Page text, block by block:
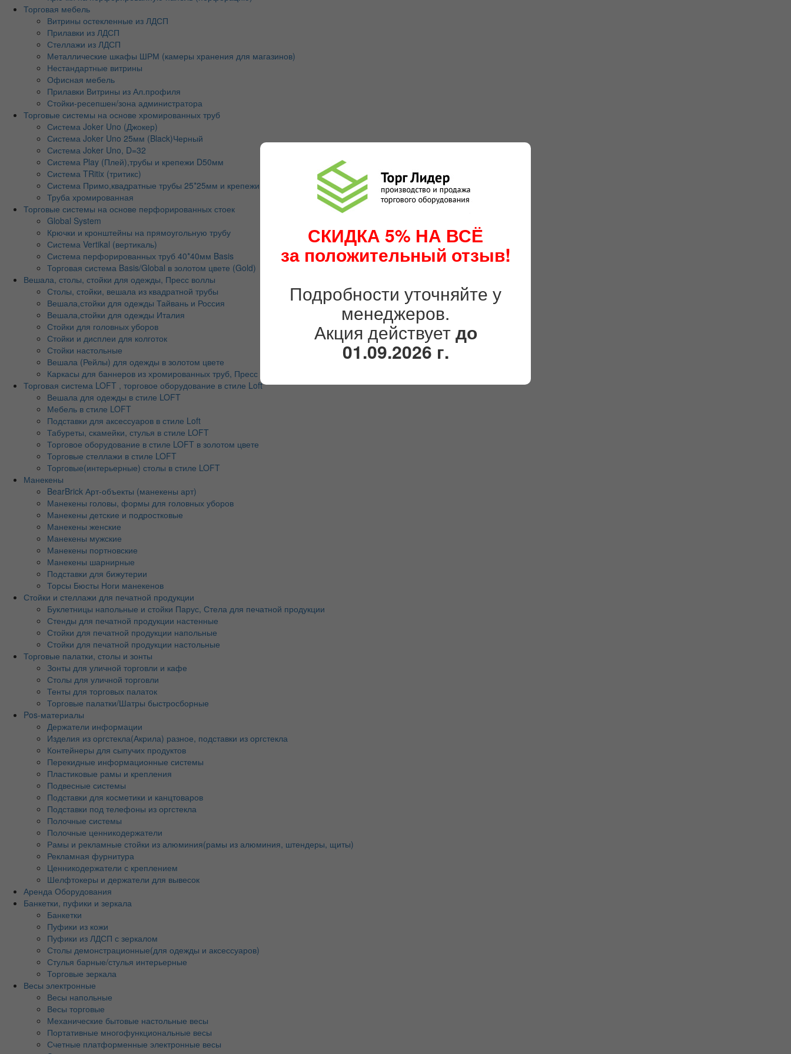
СКИДКА 5% НА ВСЁ
за положительный отзыв!
Подробности уточняйте у
менеджеров.
Акция действуетдо
01.09.2026 г.
Торговая мебель
Витрины остекленные из ЛДСП
Прилавки из ЛДСП
Стеллажи из ЛДСП
Металлические шкафы ШРМ (камеры хранения для магазинов)
Нестандартные витрины
Офисная мебель
Прилавки Витрины из Ал.профиля
Стойки-ресепшен/зона администратора
Торговые системы на основе хромированных труб
Система Joker Uno (Джокер)
Система Joker Uno 25мм (Black)Черный
Система Joker Uno, D=32
Система Play (Плей),трубы и крепежи D50мм
Система TRitix (тритикс)
Система Примо,квадратные трубы 25*25мм и крепежи
Труба хромированная
Торговые системы на основе перфорированных стоек
Global System
Крючки и кронштейны на прямоугольную трубу
Система Vertikal (вертикаль)
Система перфорированных труб 40*40мм Basis
Торговая система Basis/Global в золотом цвете (Gold)
Вешала, столы, стойки для одежды, Пресс воллы
Столы, стойки, вешала из квадратной трубы
Вешала,стойки для одежды Тайвань и Россия
Вешала,стойки для одежды Италия
Стойки для головных уборов
Стойки и дисплеи для колготок
Стойки настольные
Вешала (Рейлы) для одежды в золотом цвете
Каркасы для баннеров из хромированных труб, Пресс волл (Press Wall)
Торговая система LOFT , торговое оборудование в стиле Loft
Вешала для одежды в стиле LOFT
Мебель в стиле LOFT
Подставки для аксессуаров в стиле Loft
Табуреты, скамейки, стулья в стиле LOFT
Торговое оборудование в стиле LOFT в золотом цвете
Торговые стеллажи в стиле LOFT
Торговые(интерьерные) столы в стиле LOFT
Манекены
BearBrick Арт-объекты (манекены арт)
Манекены головы, формы для головных уборов
Манекены детские и подростковые
Манекены женские
Манекены мужские
Манекены портновские
Манекены шарнирные
Подставки для бижутерии
Торсы Бюсты Ноги манекенов
Стойки и стеллажи для печатной продукции
Буклетницы напольные и стойки Парус, Стела для печатной продукции
Стенды для печатной продукции настенные
Стойки для печатной продукции напольные
Стойки для печатной продукции настольные
Торговые палатки, столы и зонты
Зонты для уличной торговли и кафе
Столы для уличной торговли
Тенты для торговых палаток
Торговые палатки/Шатры быстросборные
Pos-материалы
Держатели информации
Изделия из оргстекла(Акрила) разное, подставки из оргстекла
Контейнеры для сыпучих продуктов
Перекидные информационные системы
Пластиковые рамы и крепления
Подвесные системы
Подставки для косметики и канцтоваров
Подставки под телефоны из оргстекла
Полочные системы
Полочные ценникодержатели
Рамы и рекламные стойки из алюминия(рамы из алюминия, штендеры, щиты)
Рекламная фурнитура
Ценникодержатели с креплением
Шелфтокеры и держатели для вывесок
Аренда Оборудования
Банкетки, пуфики и зеркала
Банкетки
Пуфики из кожи
Пуфики из ЛДСП с зеркалом
Столы демонстрационные(для одежды и аксессуаров)
Стулья барные/стулья интерьерные
Торговые зеркала
Весы электронные
Весы напольные
Весы торговые
Механические бытовые настольные весы
Портативные многофункциональные весы
Счетные платформенные электронные весы